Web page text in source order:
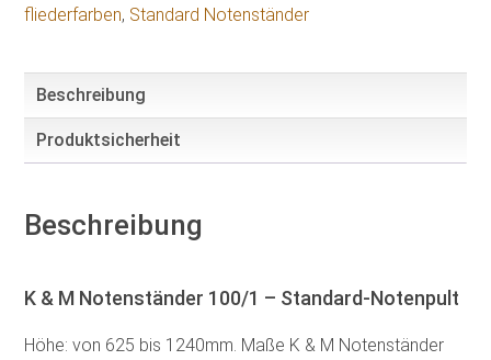
fliederfarben, Standard Notenständer
Beschreibung
Produktsicherheit
Beschreibung
K & M Notenständer 100/1 – Standard-Notenpult
Höhe: von 625 bis 1240mm. Maße K & M Notenständer